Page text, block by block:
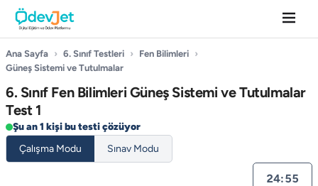
Ana Sayfa › 6. Sınıf Testleri › Fen Bilimleri ›
Güneş Sistemi ve Tutulmalar
6. Sınıf Fen Bilimleri Güneş Sistemi ve Tutulmalar
Test 1
Şu an 1 kişi bu testi çözüyor
Çalışma Modu
Sınav Modu
24:54